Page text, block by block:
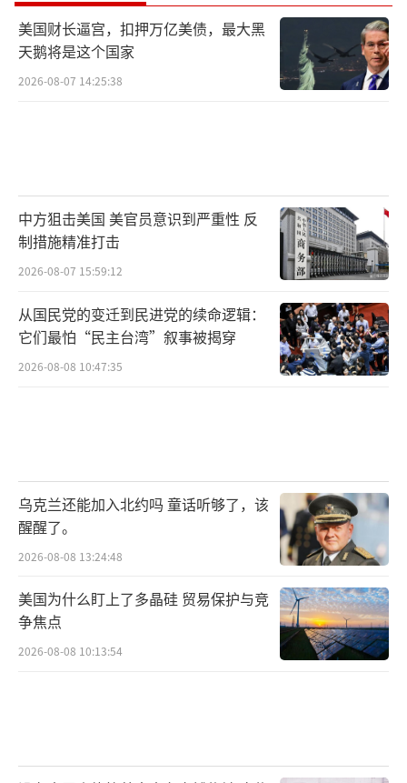
美国财长逼宫，扣押万亿美债，最大黑
天鹅将是这个国家
2026-08-07 14:25:38
中方狙击美国 美官员意识到严重性 反
制措施精准打击
2026-08-07 15:59:12
从国民党的变迁到民进党的续命逻辑：
它们最怕“民主台湾”叙事被揭穿
2026-08-08 10:47:35
乌克兰还能加入北约吗 童话听够了，该
醒醒了。
2026-08-08 13:24:48
美国为什么盯上了多晶硅 贸易保护与竞
争焦点
2026-08-08 10:13:54